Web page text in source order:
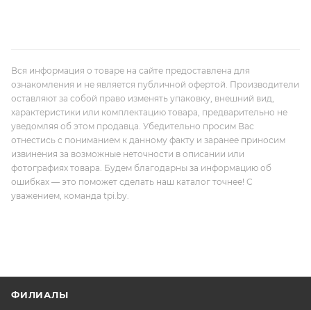
Вся информация о товаре на сайте предоставлена для
ознакомления и не является публичной офертой. Производители
оставляют за собой право изменять упаковку, внешний вид,
характеристики или комплектацию товара, предварительно не
уведомляя об этом продавца. Убедительно просим Вас
отнестись с пониманием к данному факту и заранее приносим
извинения за возможные неточности в описании или
фотографиях товара. Будем благодарны за информацию об
ошибках — это поможет сделать наш каталог точнее! С
уважением, команда tpi.by.
ФИЛИАЛЫ